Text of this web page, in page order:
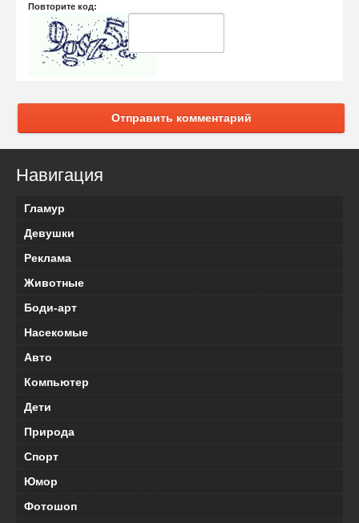
Повторите код:
Отправить комментарий
Навигация
Гламур
Девушки
Реклама
Животные
Боди-арт
Насекомые
Авто
Компьютер
Дети
Природа
Спорт
Юмор
Фотошоп